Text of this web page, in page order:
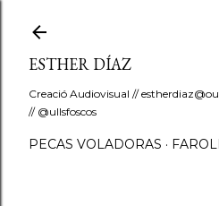
ESTHER DÍAZ
Creació Audiovisual //
// @ullsfoscos
PECAS VOLADORAS